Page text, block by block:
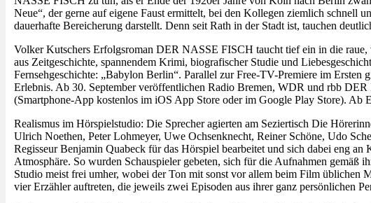
Neue“, der gerne auf eigene Faust ermittelt, bei den Kollegen ziemlich schnell
dauerhafte Bereicherung darstellt. Denn seit Rath in der Stadt ist, tauchen
Volker Kutschers Erfolgsroman DER NASSE FISCH taucht tief ein in die
aus Zeitgeschichte, spannendem Krimi, biografischer Studie und
Fernsehgeschichte: „Babylon Berlin“. Parallel zur Free-TV-Premiere im
Erlebnis. Ab 30. September veröffentlichen Radio Bremen, WDR und rbb
(Smartphone-App kostenlos im iOS App Store oder im Google Play Store).
Realismus im Hörspielstudio: Die Sprecher agierten am Seziertisch Die
Ulrich Noethen, Peter Lohmeyer, Uwe Ochsenknecht, Reiner Schöne, Udo
Regisseur Benjamin Quabeck für das Hörspiel bearbeitet und sich dabei eng
Atmosphäre. So wurden Schauspieler gebeten, sich für die Aufnahmen gemäß
Studio meist frei umher, wobei der Ton mit sonst vor allem beim Film üblichen
vier Erzähler auftreten, die jeweils zwei Episoden aus ihrer ganz persönlichen